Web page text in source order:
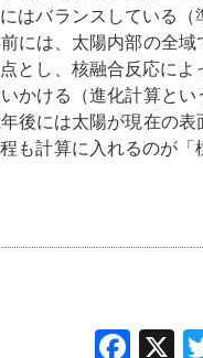
はバランスしている（
には、太陽内部の全域
とし、核融合反応によ
かける（進化計算とい
後には太陽が現在の表
も計算に入れるのが「